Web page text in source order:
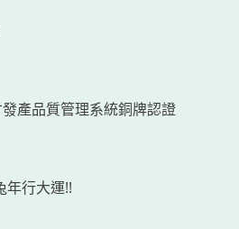
產品質管理系統銅牌認證
年行大運!!